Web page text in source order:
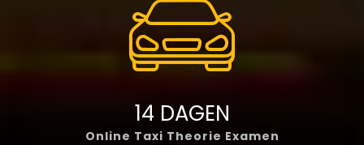
14 DAGEN
Online Taxi Theorie Examen